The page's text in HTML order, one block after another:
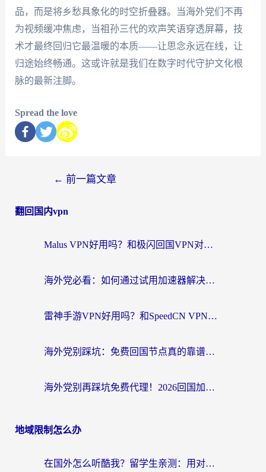
品，而是将乡愁具象化的时空折叠器。当海外党们不再
为视频缓冲焦虑，当祖孙三代的欢声笑语穿透屏幕，技
术才最终回归它最温暖的本质——让思念永远在线，让
归途始终畅通。这或许就是我们在数字时代守护文化根
脉的最新注脚。
Spread the love
← 前一篇文章
翻回国内vpn
Malus VPN好用吗？和极闪回国VPN对比哪个回国效果更好？海外党亲测3款加速器+避坑指南
海外党必看：如何通过试用加速器解决国内APP地区限制？附2026最新对比测评
雷神手游VPN好用吗？和SpeedCN VPN对比哪个回国效果更好？海外党亲测3款加速器+避坑指南
海外党别踩坑：免费回国节点真的靠谱吗？教你选对加速器无缝访问国内资源
海外党别再踩坑免费代理！2026回国加速器全攻略：从选线到避坑，无缝访问国内资源
地域限制怎么办
在国外怎么听酷我？留学生亲测：用对加速器就能畅听国内音乐听书